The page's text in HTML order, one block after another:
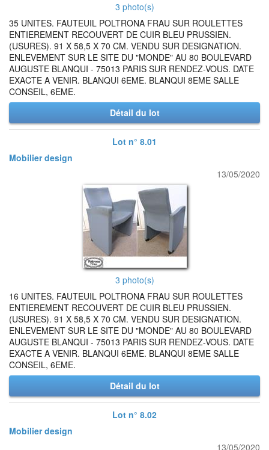
3 photo(s)
35 UNITES. FAUTEUIL POLTRONA FRAU SUR ROULETTES
ENTIEREMENT RECOUVERT DE CUIR BLEU PRUSSIEN.
(USURES). 91 X 58,5 X 70 CM. VENDU SUR DESIGNATION.
ENLEVEMENT SUR LE SITE DU "MONDE" AU 80 BOULEVARD
AUGUSTE BLANQUI - 75013 PARIS SUR RENDEZ-VOUS. DATE
EXACTE A VENIR. BLANQUI 6EME. BLANQUI 8EME SALLE
CONSEIL, 6EME.
Détail du lot
Lot n° 8.01
Mobilier design
13/05/2020
3 photo(s)
16 UNITES. FAUTEUIL POLTRONA FRAU SUR ROULETTES
ENTIEREMENT RECOUVERT DE CUIR BLEU PRUSSIEN.
(USURES). 91 X 58,5 X 70 CM. VENDU SUR DESIGNATION.
ENLEVEMENT SUR LE SITE DU "MONDE" AU 80 BOULEVARD
AUGUSTE BLANQUI - 75013 PARIS SUR RENDEZ-VOUS. DATE
EXACTE A VENIR. BLANQUI 6EME. BLANQUI 8EME SALLE
CONSEIL, 6EME.
Détail du lot
Lot n° 8.02
Mobilier design
13/05/2020